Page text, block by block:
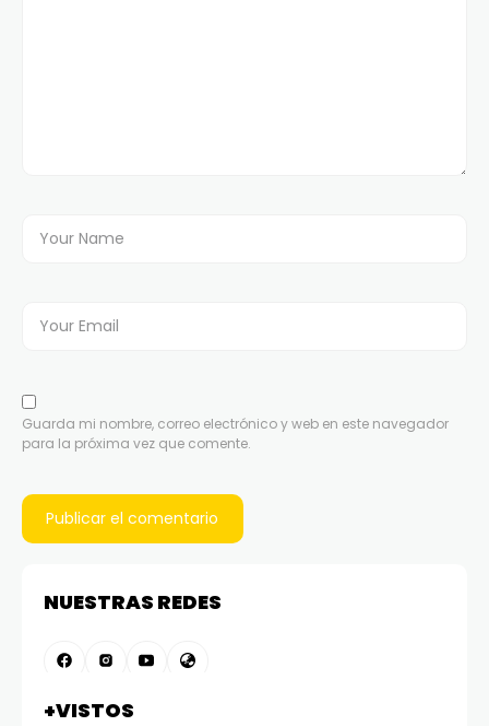
Guarda mi nombre, correo electrónico y web en este navegador
para la próxima vez que comente.
NUESTRAS REDES
+VISTOS